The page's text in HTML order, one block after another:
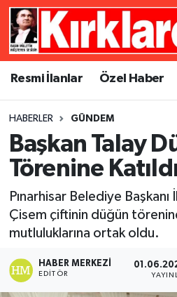
Resmi İlanlar Özel Haber
HABERLER GÜNDEM
Başkan Talay
Törenine
Pınarhisar Belediye
Çisem çiftinin düğün
mutluluklarına ortak oldu.
HABER MERKEZI
EDITÖR
Resmi İlanlar
Gündem
Ekonomi
Siyaset
Spor
Asayiş
Dünya
Eğitim
Kültür Sanat
Magazin
Medya
Künye
Gizlilik Sözleşmesi
Merkez Nöbetçi
Merkez Trafik Yoğunluk
Süper Lig Puan Durumu
Tüm Manşetler
Son Dakika Haberleri
Haber Arşivi